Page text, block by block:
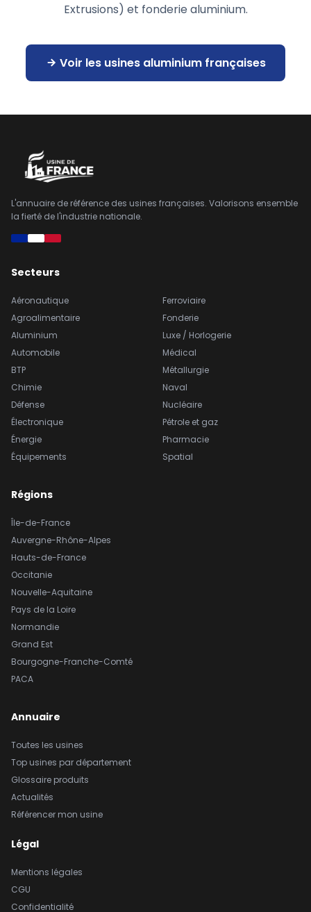
Extrusions) et fonderie aluminium.
Voir les usines aluminium françaises
L'annuaire de référence des usines françaises. Valorisons ensemble
la fierté de l'industrie nationale.
Secteurs
Aéronautique
Agroalimentaire
Aluminium
Automobile
BTP
Chimie
Défense
Électronique
Énergie
Équipements
Ferroviaire
Fonderie
Luxe / Horlogerie
Médical
Métallurgie
Naval
Nucléaire
Pétrole et gaz
Pharmacie
Spatial
Régions
Île-de-France
Auvergne-Rhône-Alpes
Hauts-de-France
Occitanie
Nouvelle-Aquitaine
Pays de la Loire
Normandie
Grand Est
Bourgogne-Franche-Comté
PACA
Annuaire
Toutes les usines
Top usines par département
Glossaire produits
Actualités
Référencer mon usine
Légal
Mentions légales
CGU
Confidentialité